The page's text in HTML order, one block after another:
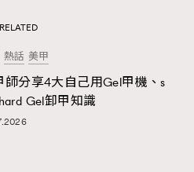
RELATED
熱話 美甲
師分享4大自己用Gel甲機、s
Gel卸甲知識